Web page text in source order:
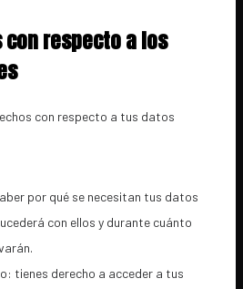
con respecto a los
con respecto a tus datos
por qué se necesitan tus datos
con ellos y durante cuánto
tienes derecho a acceder a tus